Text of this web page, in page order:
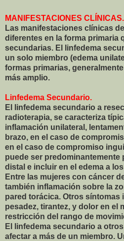
MANIFESTACIONES CLÍNICAS.
Las manifestaciones clínicas
diferentes en la forma primaria
secundarias. El linfedema
un solo miembro (edema
formas primarias,
más amplio.
Linfedema Secundario.
El linfedema secundario a
radioterapia, se caracteriza
inflamación unilateral,
brazo, en el caso de
en el caso de compromiso
puede ser predominantemente
distal e incluir en el edema a
Entre las mujeres con cáncer
también inflamación sobre la
pared torácica. Otros
pesadez, tirantez, y dolor en el
restricción del rango de
El linfedema secundario a
afectar a más de un miembro.